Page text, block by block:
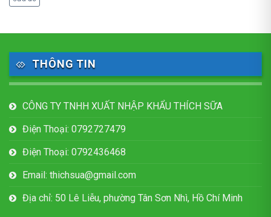
THÔNG TIN
CÔNG TY TNHH XUẤT NHẬP KHẨU THÍCH SỮA
Điện Thoại: 0792727479
Điện Thoại: 0792436468
Email: thichsua@gmail.com
Địa chỉ: 50 Lê Liễu, phường Tân Sơn Nhì, Hồ Chí Minh